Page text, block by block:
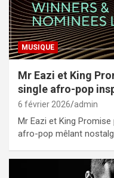
MUSIQUE
Mr Eazi et King
single afro-pop
6 février 2026 admin
Mr Eazi et King Promise
afro-pop mêlant